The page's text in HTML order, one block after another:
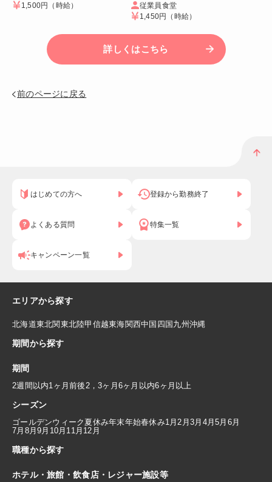
1,500円 （時給）
従業員食堂
1,450円 （時給）
詳しくはこちら
前のページに戻る
はじめての方へ 登録から勤務終了
よくある質問 特集一覧
キャンペーン一覧
エリアから探す
北海道東北関東北陸甲信越東海関西中国 四国九州沖縄
期間から探す
期間
2週間以内1ヶ月前後 2，3ヶ月 6ヶ月以内6ヶ月以上
シーズン
ゴールデンウィーク 夏休み年末年始春休み1月 2月3月 4月5月 6月
7月 8月9月 10月 11月 12月
職種から探す
ホテル・旅館・飲食店・レジャー施設等